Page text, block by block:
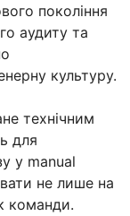
покоління
аудиту та
культуру.
технічним
для
у manual
не лише на
команди.